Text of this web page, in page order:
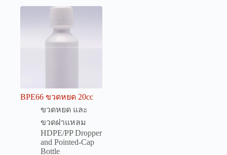
BPE66 ขวดหยด 20cc
ขวดหยด และ
ขวดฝาแหลม
HDPE/PP Dropper
and Pointed-Cap
Bottle